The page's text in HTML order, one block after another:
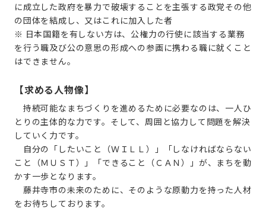
に成立した政府を暴力で破壊することを主張する政党その他
の団体を結成し、又はこれに加入した者
※ 日本国籍を有しない方は、公権力の行使に該当する業務
を行う職及び公の意思の形成への参画に携わる職に就くこと
はできません。
【求める人物像】
持続可能なまちづくりを進めるために必要なのは、一人ひ
とりの主体的な力です。そして、周囲と協力して問題を解決
していく力です。
自分の「したいこと（ＷＩＬＬ）」「しなければならない
こと（ＭＵＳＴ）」「できること（ＣＡＮ）」が、まちを動
かす一歩となります。
藤井寺市の未来のために、そのような原動力を持った人材
をお待ちしております。